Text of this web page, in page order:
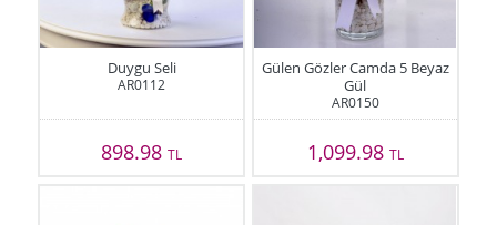
Duygu Seli
AR0112
898.98TL
Gülen Gözler Camda 5 Beyaz
Gül
AR0150
1,099.98 TL